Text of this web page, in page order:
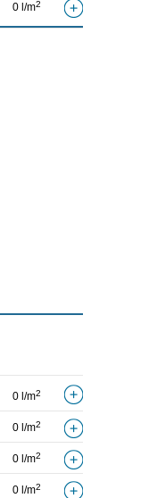
0 l/m2
0 l/m2
0 l/m2
0 l/m2
0 l/m2